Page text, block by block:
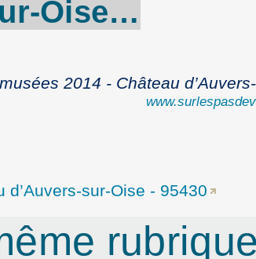
Oise…
2014 - Château
d’Auvers-sur-Oise - 95430